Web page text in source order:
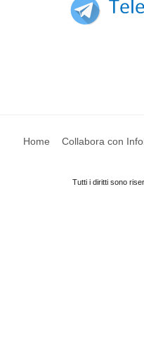
Home Collabora con
Tutti i diritti sono